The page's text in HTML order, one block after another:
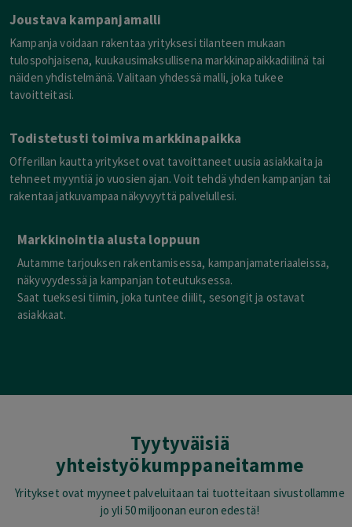
Joustava kampanjamalli
Kampanja voidaan rakentaa yrityksesi tilanteen mukaan
tulospohjaisena, kuukausimaksullisena markkinapaikkadiilinä tai
näiden yhdistelmänä. Valitaan yhdessä malli, joka tukee
tavoitteitasi.
Todistetusti toimiva markkinapaikka
Offerillan kautta yritykset ovat tavoittaneet uusia asiakkaita ja
tehneet myyntiä jo vuosien ajan. Voit tehdä yhden kampanjan tai
rakentaa jatkuvampaa näkyvyyttä palvelullesi.
Markkinointia alusta loppuun
Autamme tarjouksen rakentamisessa, kampanjamateriaaleissa,
näkyvyydessä ja kampanjan toteutuksessa.
Saat tueksesi tiimin, joka tuntee diilit, sesongit ja ostavat
asiakkaat.
Tyytyväisiä
yhteistyökumppaneitamme
Yritykset ovat myyneet palveluitaan tai tuotteitaan sivustollamme
jo yli 50 miljoonan euron edestä!